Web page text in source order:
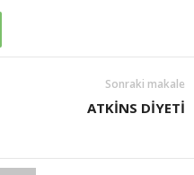
Sonraki makale
ATKİNS DİYETİ